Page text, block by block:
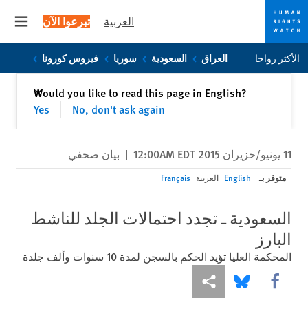
Skip
to
Skip
to
العربية تبرعوا الآن
الأكثر رواجا العراق السعودية سوريا فيروس كورونا
Would you like to read this page in English?
Yes
No, don't ask again
✕إغلاق
11 يونيو/حزيران 2015 12:00AM EDT | بيان صحفي
متوفر بـ English العربية Français
السعودية ـ تجدد احتمالات الجلد للناشط
البارز
المحكمة العليا تؤيد الحكم بالسجن لمدة 10 سنوات وألف جلدة
Share this via Facebook
Share this via Bluesky
Share this via مشاركة